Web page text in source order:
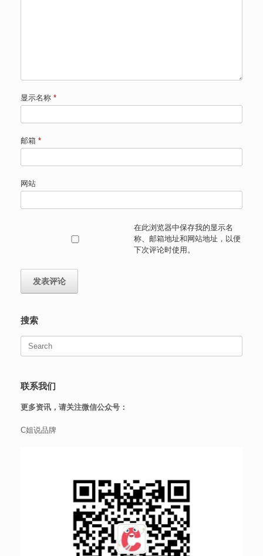
显示名称 *
邮箱 *
网站
在此浏览器中保存我的显示名
称、邮箱地址和网站地址，以便
下次评论时使用。
搜索
Search
联系我们
更多资讯，请关注微信公众号：
C姐说品牌